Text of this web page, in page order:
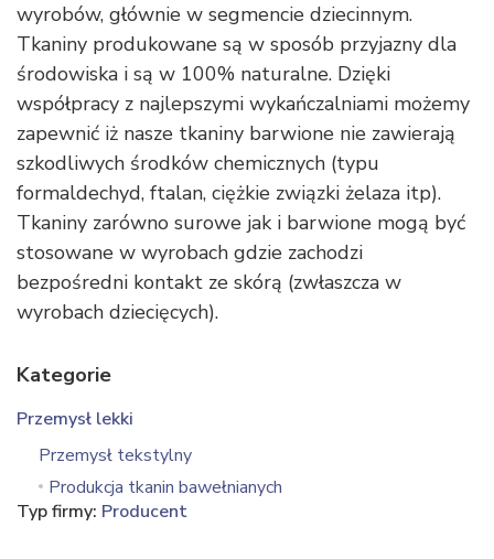
wyrobów, głównie w segmencie dziecinnym.
Tkaniny produkowane są w sposób przyjazny dla
środowiska i są w 100% naturalne. Dzięki
współpracy z najlepszymi wykańczalniami możemy
zapewnić iż nasze tkaniny barwione nie zawierają
szkodliwych środków chemicznych (typu
formaldechyd, ftalan, ciężkie związki żelaza itp).
Tkaniny zarówno surowe jak i barwione mogą być
stosowane w wyrobach gdzie zachodzi
bezpośredni kontakt ze skórą (zwłaszcza w
wyrobach dziecięcych).
Kategorie
Przemysł lekki
Przemysł tekstylny
Produkcja tkanin bawełnianych
Typ firmy: Producent